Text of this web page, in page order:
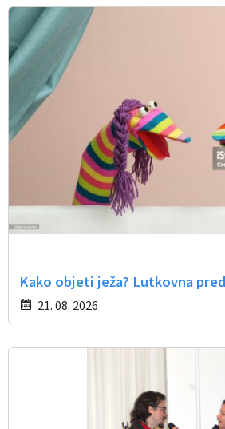
Kako objeti ježa? Lutkovna
21. 08. 2026
Proračun občine